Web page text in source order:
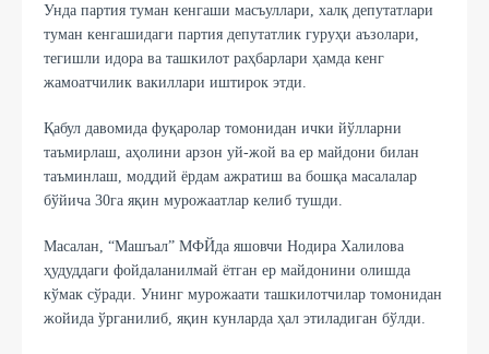
Унда партия туман кенгаши масъуллари, халқ депутатлари
туман кенгашидаги партия депутатлик гуруҳи аъзолари,
тегишли идора ва ташкилот раҳбарлари ҳамда кенг
жамоатчилик вакиллари иштирок этди.
Қабул давомида фуқаролар томонидан ички йўлларни
таъмирлаш, аҳолини арзон уй-жой ва ер майдони билан
таъминлаш, моддий ёрдам ажратиш ва бошқа масалалар
бўйича 30га яқин мурожаатлар келиб тушди.
Масалан, “Машъал” МФЙда яшовчи Нодира Халилова
ҳудуддаги фойдаланилмай ётган ер майдонини олишда
кўмак сўради. Унинг мурожаати ташкилотчилар томонидан
жойида ўрганилиб, яқин кунларда ҳал этиладиган бўлди.